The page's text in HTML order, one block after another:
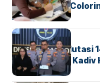
Lewat Family
Indonesia
BERITA
Mabes Polri Mutasi
Untung Jabat Kadiv